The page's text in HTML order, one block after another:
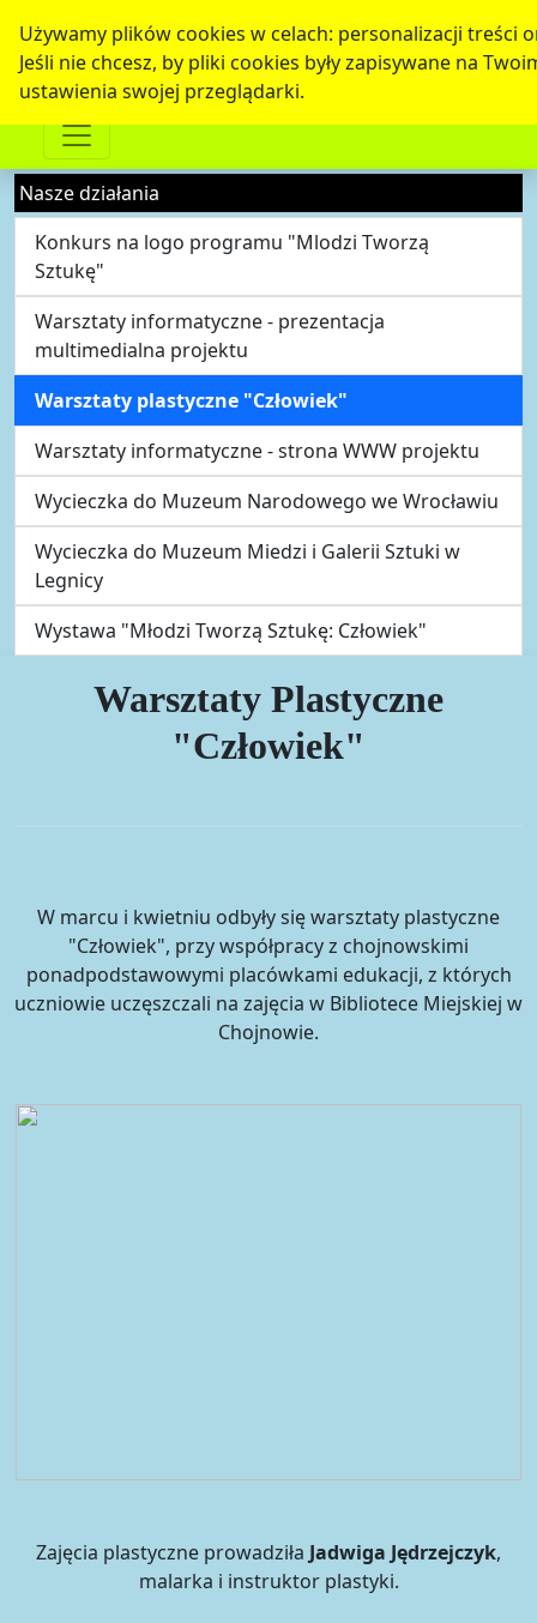
Używamy plików cookies w celach: personalizacji treści
Jeśli nie chcesz, by pliki cookies były zapisywane na
ustawienia swojej przeglądarki.
Nasze działania
Konkurs na logo programu "Mlodzi Tworzą
Sztukę"
Warsztaty informatyczne - prezentacja
multimedialna projektu
Warsztaty plastyczne "Człowiek"
Warsztaty informatyczne - strona WWW projektu
Wycieczka do Muzeum Narodowego we Wrocławiu
Wycieczka do Muzeum Miedzi i Galerii Sztuki w
Legnicy
Wystawa "Młodzi Tworzą Sztukę: Człowiek"
Warsztaty Plastyczne
"Człowiek"
W marcu i kwietniu odbyły się warsztaty plastyczne
"Człowiek", przy współpracy z chojnowskimi
ponadpodstawowymi placówkami edukacji, z których
uczniowie uczęszczali na zajęcia w Bibliotece Miejskiej w
Chojnowie.
Zajęcia plastyczne prowadziła Jadwiga Jędrzejczyk,
malarka i instruktor plastyki.